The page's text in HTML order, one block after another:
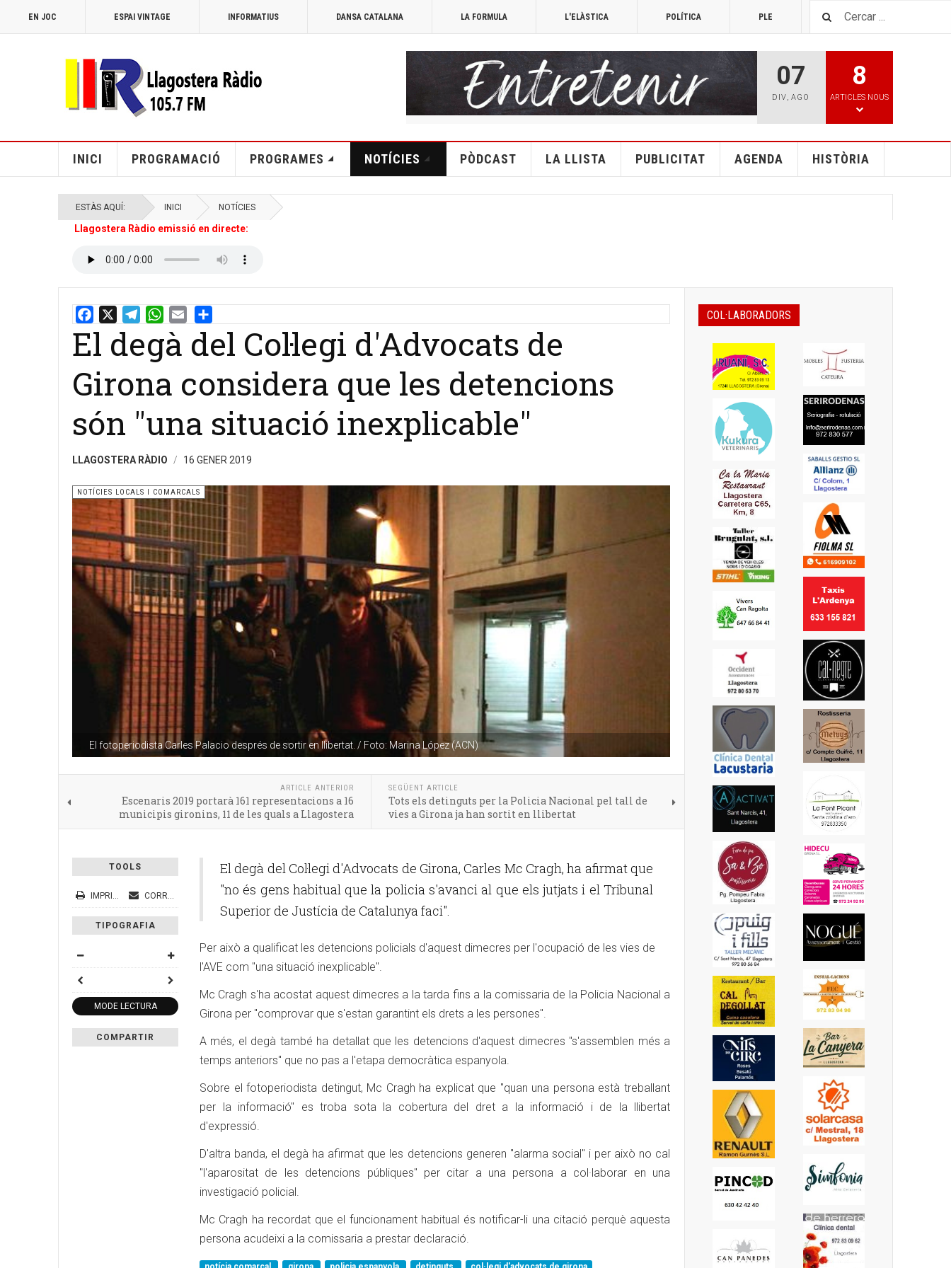
EN JOC ESPAI VINTAGE INFORMATIUS DANSA CATALANA LA FORMULA L'ELÀSTICA POLÍTICA PLE TOP 25
07
DIV,AGO
8
ARTICLES NOUS
INICI PROGRAMACIÓ PROGRAMES NOTÍCIES PÒDCAST LA LLISTA PUBLICITAT AGENDA HISTÒRIA
ESTÀS AQUÍ: INICI NOTÍCIES
Llagostera Ràdio emissió en directe:
Email Share
El degà del Col·legi d'Advocats de
Girona considera que les detencions
són "una situació inexplicable"
LLAGOSTERA RÀDIO 16 GENER 2019
El fotoperiodista Carles Palacio després de sortir en llibertat. / Foto: Marina López (ACN)
NOTÍCIES LOCALS I COMARCALS
ARTICLE ANTERIOR
Escenaris 2019 portarà 161 representacions a 16
municipis gironins, 11 de les quals a Llagostera
SEGÜENT ARTICLE
Tots els detinguts per la Policia Nacional pel tall de
vies a Girona ja han sortit en llibertat
TOOLS
IMPRIMEIX CORREU ELECTRÒNIC
TIPOGRAFIA
MODE LECTURA
COMPARTIR
El degà del Col·legi d'Advocats de Girona, Carles Mc Cragh, ha afirmat que
"no és gens habitual que la policia s'avanci al que els jutjats i el Tribunal
Superior de Justícia de Catalunya faci".
Per això a qualificat les detencions policials d'aquest dimecres per l'ocupació de les vies de
l'AVE com "una situació inexplicable".
Mc Cragh s'ha acostat aquest dimecres a la tarda fins a la comissaria de la Policia Nacional a
Girona per "comprovar que s'estan garantint els drets a les persones".
A més, el degà també ha detallat que les detencions d'aquest dimecres "s'assemblen més a
temps anteriors" que no pas a l'etapa democràtica espanyola.
Sobre el fotoperiodista detingut, Mc Cragh ha explicat que "quan una persona està treballant
per la informació" es troba sota la cobertura del dret a la informació i de la llibertat
d'expressió.
D'altra banda, el degà ha afirmat que les detencions generen "alarma social" i per això no cal
"l'aparositat de les detencions públiques" per citar a una persona a col·laborar en una
investigació policial.
Mc Cragh ha recordat que el funcionament habitual és notificar-li una citació perquè aquesta
persona acudeixi a la comissaria a prestar declaració.
COL·LABORADORS